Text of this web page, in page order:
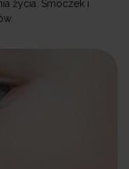
życia. Smoczek i